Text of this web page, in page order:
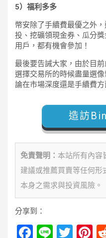
5）福利多多
幣安除了手續費最優之外
投、挖礦領現金券、瓜分
用戶，都有機會參加！
最後要告誡大家，由於目
選擇交易所的時候盡量選
論在市場深度還是手續費方
造訪
免責聲明： 本站所有內容
建議或推薦買賣等任何形
本身之需求與投資風險。
分享到：
F Li T Pi